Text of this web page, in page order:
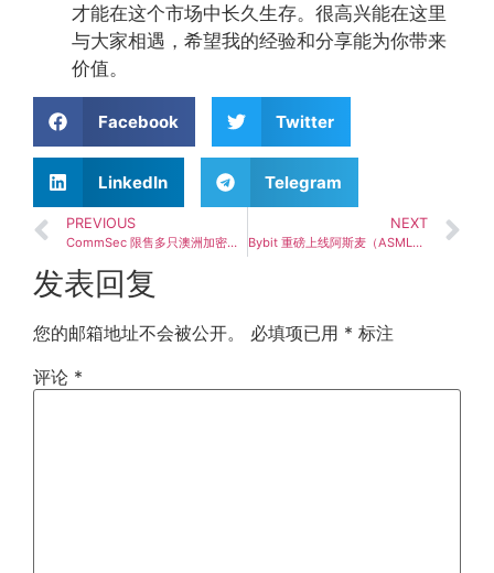
才能在这个市场中长久生存。很高兴能在这里
与大家相遇，希望我的经验和分享能为你带来
价值。
Facebook Twitter
LinkedIn Telegram
PREVIOUS
CommSec 限售多只澳洲加密货币ETF：投资者操作受限
NEXT
Bybit 重磅上线阿斯麦（ASML）及惠普企业（HPE）股票永续合约，抢先布局全球科技巨头投资机会
发表回复
您的邮箱地址不会被公开。 必填项已用 * 标注
评论 *